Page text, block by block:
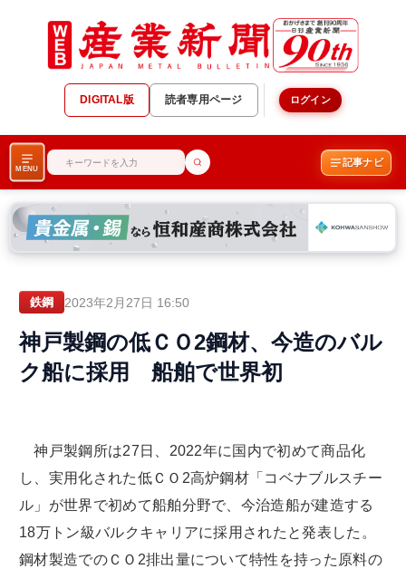
DIGITAL版 読者専用ページ ログイン
MENU
記事ナビ
鉄鋼 2023年2月27日 16:50
神戸製鋼の低ＣＯ2鋼材、今造のバル
ク船に採用 船舶で世界初
神戸製鋼所は27日、2022年に国内で初めて商品化
し、実用化された低ＣＯ2高炉鋼材「コベナブルスチー
ル」が世界で初めて船舶分野で、今治造船が建造する
18万トン級バルクキャリアに採用されたと発表した。
鋼材製造でのＣＯ2排出量について特性を持った原料の